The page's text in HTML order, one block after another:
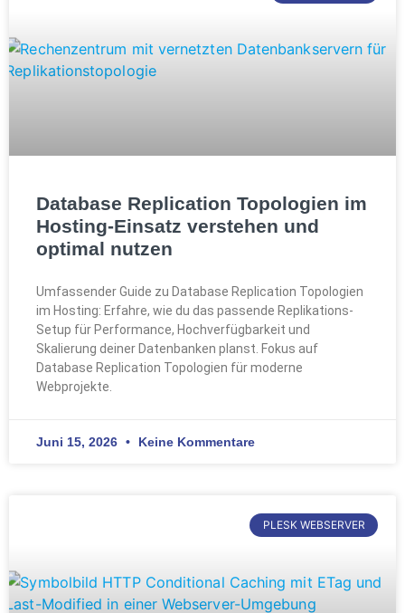
Database Replication Topologien im
Hosting-Einsatz verstehen und
optimal nutzen
Umfassender Guide zu Database Replication Topologien
im Hosting: Erfahre, wie du das passende Replikations-
Setup für Performance, Hochverfügbarkeit und
Skalierung deiner Datenbanken planst. Fokus auf
Database Replication Topologien für moderne
Webprojekte.
Juni 15, 2026 Keine Kommentare
PLESK WEBSERVER